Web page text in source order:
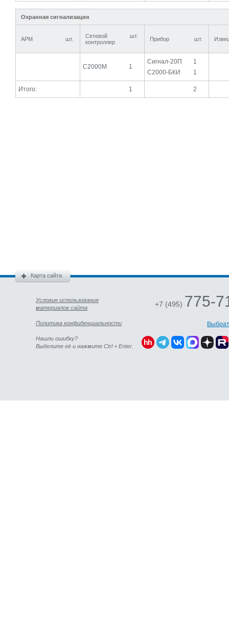
Охранная сигнализация
АРМ шт.
Сетевой
контроллер
шт. Прибор шт.
С2000М 1
Сигнал-20П
1
С2000-БКИ
1
Итого: 1 2
Карта сайта
Условия использования
материалов сайта
Политика конфиденциальности
Нашли ошибку?
Выделите её и нажмите Ctrl + Enter.
+7 (495) 775-